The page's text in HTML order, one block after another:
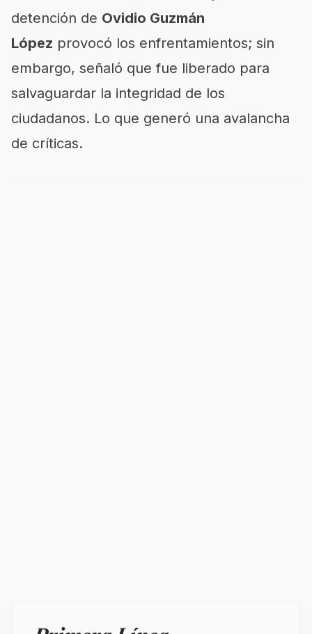
detención de Ovidio Guzmán
López provocó los enfrentamientos; sin
embargo, señaló que fue liberado para
salvaguardar la integridad de los
ciudadanos. Lo que generó una avalancha
de críticas.